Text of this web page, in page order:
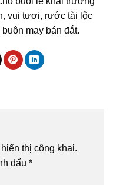
vui tươi, rước tài lộc
may bán đắt.
thị công khai.
dấu *